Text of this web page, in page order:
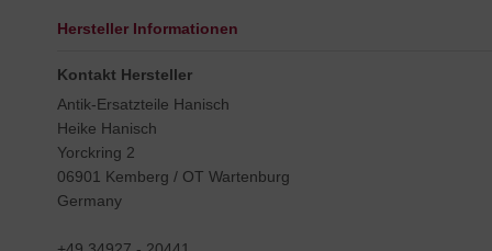
Hersteller Informationen
Kontakt Hersteller
Antik-Ersatzteile Hanisch
Heike Hanisch
Yorckring 2
06901 Kemberg / OT Wartenburg
Germany